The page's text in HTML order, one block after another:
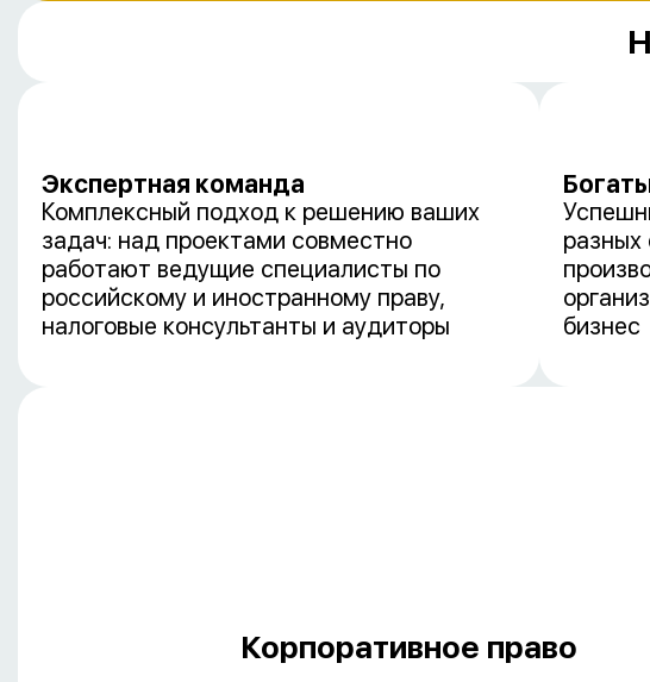
Экспертная команда
Комплексный подход к решению ваших
задач: над проектами совместно
работают ведущие специалисты по
российскому и иностранному праву,
налоговые консультанты и аудиторы
разных
бизнес
Корпоративное право